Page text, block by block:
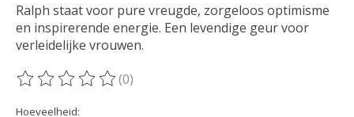
Ralph staat voor pure vreugde, zorgeloos optimisme
en inspirerende energie. Een levendige geur voor
verleidelijke vrouwen.
De beoordeling van dit product is
(0)
Hoeveelheid: